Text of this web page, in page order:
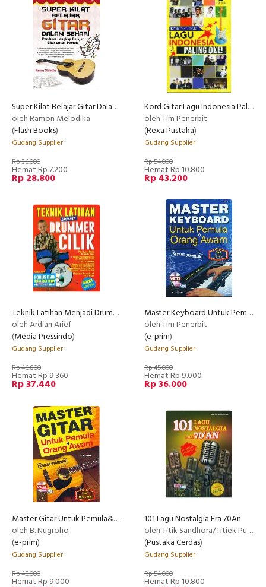
Super Kilat Belajar Gitar Dalam Sehari
oleh Ramon Melodika
(Flash Books)
Gudang Supplier
Rp 36.000
Hemat Rp 7.200
Rp 28.800
Kord Gitar Lagu Indonesia Paling Oke
oleh Tim Penerbit
(Rexa Pustaka)
Gudang Supplier
Rp 54.000
Hemat Rp 10.800
Rp 43.200
Teknik Latihan Menjadi Drummer Cilik+Dvd
oleh Ardian Arief
(Media Pressindo)
Gudang Supplier
Rp 46.800
Hemat Rp 9.360
Rp 37.440
Master Keyboard Untuk Pemula&Orang Awam+Vcd
oleh Tim Penerbit
(e-prim)
Gudang Supplier
Rp 45.000
Hemat Rp 9.000
Rp 36.000
Master Gitar Untuk Pemula&Orang Awam+Vcd
oleh B. Nugroho
(e-prim)
Gudang Supplier
Rp 45.000
Hemat Rp 9.000
101 Lagu Nostalgia Era 70An
oleh Titik Sandhora/Titiek Puspa Dll.
(Pustaka Cerdas)
Gudang Supplier
Rp 54.000
Hemat Rp 10.800